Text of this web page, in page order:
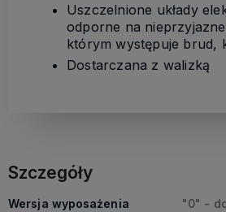
Uszczelnione układy
odporne na
którym występuje brud,
Dostarczana z walizką
Szczegóły
Wersja wyposażenia "0" -